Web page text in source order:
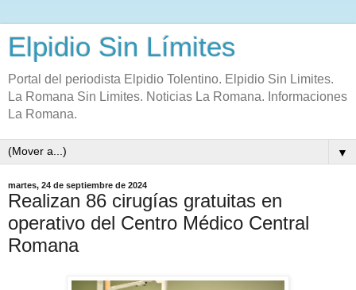
Elpidio Sin Límites
Portal del periodista Elpidio Tolentino. Elpidio Sin Limites.
La Romana Sin Limites. Noticias La Romana. Informaciones
La Romana.
▼
martes, 24 de septiembre de 2024
Realizan 86 cirugías gratuitas en
operativo del Centro Médico Central
Romana